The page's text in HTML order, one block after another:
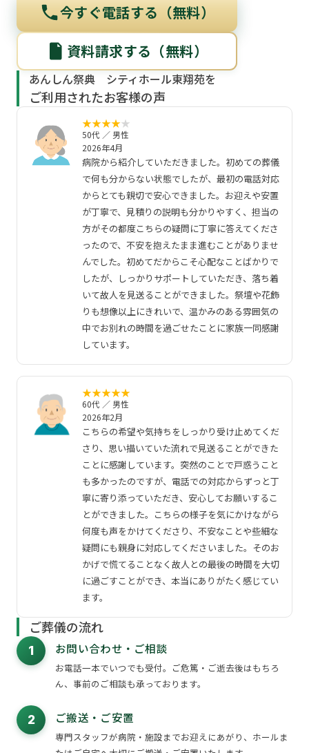
今すぐ電話する（無料）
資料請求する（無料）
あんしん祭典 シティホール東翔苑を
ご利用されたお客様の声
★★★★★
50代 ／ 男性
2026年4月
病院から紹介していただきました。初めての葬儀
で何も分からない状態でしたが、最初の電話対応
からとても親切で安心できました。お迎えや安置
が丁寧で、見積りの説明も分かりやすく、担当の
方がその都度こちらの疑問に丁寧に答えてくださ
ったので、不安を抱えたまま進むことがありませ
んでした。初めてだからこそ心配なことばかりで
したが、しっかりサポートしていただき、落ち着
いて故人を見送ることができました。祭壇や花飾
りも想像以上にきれいで、温かみのある雰囲気の
中でお別れの時間を過ごせたことに家族一同感謝
しています。
★★★★★
60代 ／ 男性
2026年2月
こちらの希望や気持ちをしっかり受け止めてくだ
さり、思い描いていた流れで見送ることができた
ことに感謝しています。突然のことで戸惑うこと
も多かったのですが、電話での対応からずっと丁
寧に寄り添っていただき、安心してお願いするこ
とができました。こちらの様子を気にかけながら
何度も声をかけてくださり、不安なことや些細な
疑問にも親身に対応してくださいました。そのお
かげで慌てることなく故人との最後の時間を大切
に過ごすことができ、本当にありがたく感じてい
ます。
ご葬儀の流れ
1 お問い合わせ・ご相談
お電話一本でいつでも受付。ご危篤・ご逝去後はもちろ
ん、事前のご相談も承っております。
2 ご搬送・ご安置
専門スタッフが病院・施設までお迎えにあがり、ホールま